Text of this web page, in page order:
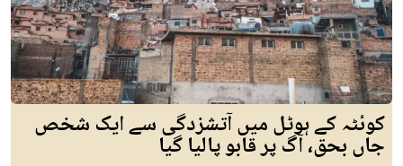
کوئٹہ کے ہوٹل میں آتشزدگی سے ایک شخص
جاں بحق، آگ پر قابو پالیا گیا